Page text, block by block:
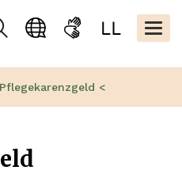
Sprachauswahl
Gebärdensprache
Leicht
<